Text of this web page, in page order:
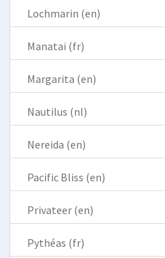
Lochmarin (en)
Manatai (fr)
Margarita (en)
Nautilus (nl)
Nereida (en)
Pacific Bliss (en)
Privateer (en)
Pythéas (fr)